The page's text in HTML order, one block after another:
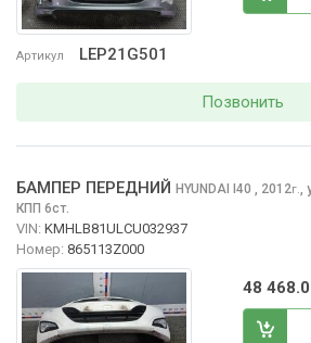
Артикул LEP21G501
Позвонить
БАМПЕР ПЕРЕДНИЙ HYUNDAI I40 , 2012г.,
КПП 6ст.
VIN: KMHLB81ULCU032937
Номер: 865113Z000
48